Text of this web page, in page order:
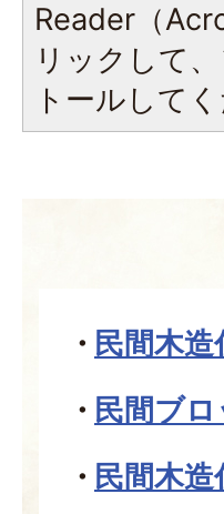
Reader（
リックして
トールしてく
民間木
民間ブ
民間木